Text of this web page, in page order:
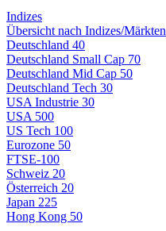
Indizes
Übersicht nach Indizes/Märkten
Deutschland 40
Deutschland Small Cap 70
Deutschland Mid Cap 50
Deutschland Tech 30
USA Industrie 30
USA 500
US Tech 100
Eurozone 50
FTSE-100
Schweiz 20
Österreich 20
Japan 225
Hong Kong 50